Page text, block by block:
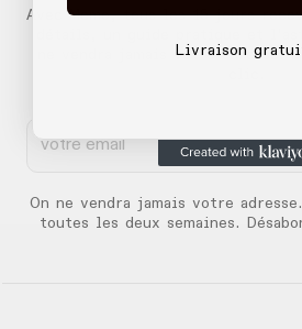
Avec Memo, tous les 15 jours
ne vendra jamais votre adresse.
On ne vendra jamais votre
toutes les deux semaines.
Livraison